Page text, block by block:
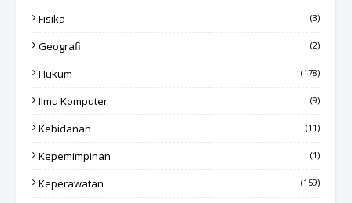
Fisika (3)
Geografi (2)
Hukum (178)
Ilmu Komputer (9)
Kebidanan (11)
Kepemimpinan (1)
Keperawatan (159)